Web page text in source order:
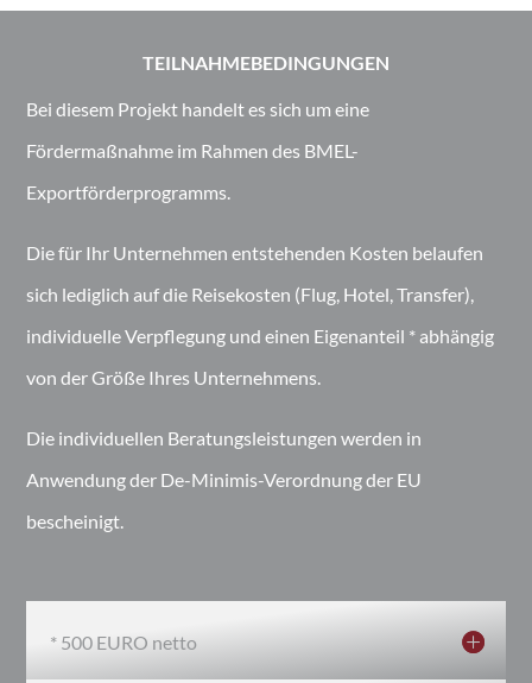
TEILNAHMEBEDINGUNGEN
Bei diesem Projekt handelt es sich um eine
Fördermaßnahme im Rahmen des BMEL-
Exportförderprogramms.
Die für Ihr Unternehmen entstehenden Kosten belaufen
sich lediglich auf die Reisekosten (Flug, Hotel, Transfer),
individuelle Verpflegung und einen Eigenanteil * abhängig
von der Größe Ihres Unternehmens.
Die individuellen Beratungsleistungen werden in
Anwendung der De-Minimis-Verordnung der EU
bescheinigt.
* 500 EURO netto